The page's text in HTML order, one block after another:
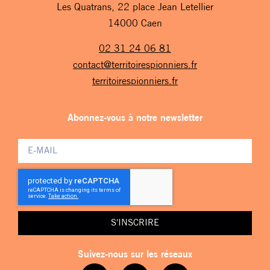
Les Quatrans, 22 place Jean Letellier
14000 Caen
02 31 24 06 81
contact@territoirespionniers.fr
territoirespionniers.fr
Abonnez-vous à notre newsletter
S'INSCRIRE
Suivez-nous sur les réseaux